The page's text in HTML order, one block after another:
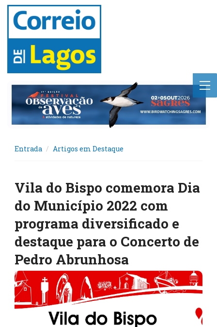
Entrada Artigos em Destaque
Vila do Bispo comemora Dia
do Município 2022 com
programa diversificado e
destaque para o Concerto de
Pedro Abrunhosa